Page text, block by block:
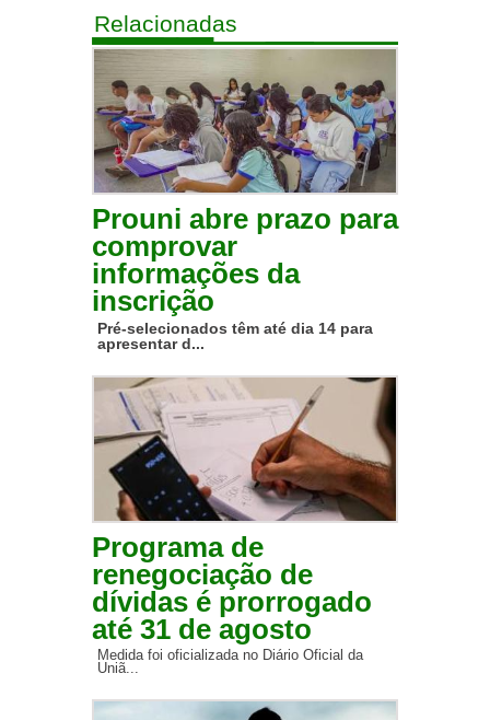
Relacionadas
Prouni abre prazo para
comprovar
informações da
inscrição
Pré-selecionados têm até dia 14 para
apresentar d...
Programa de
renegociação de
dívidas é prorrogado
até 31 de agosto
Medida foi oficializada no Diário Oficial da
Uniã...